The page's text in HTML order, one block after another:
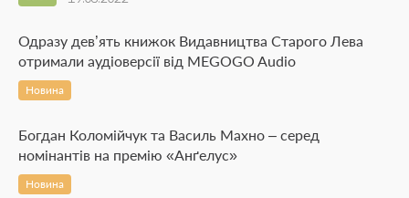
Одразу дев’ять книжок Видавництва Старого Лева
отримали аудіоверсії від MEGOGO Audio
Новина
Богдан Коломійчук та Василь Махно – серед
номінантів на премію «Анґелус»
Новина